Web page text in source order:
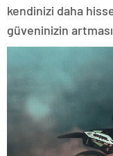
kendinizi daha
güveninizin